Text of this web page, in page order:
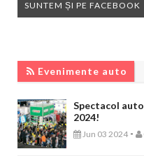
SUNTEM ȘI PE FACEBOOK
Evenimente auto
Spectacol
2024!
Jun 03 2024 -